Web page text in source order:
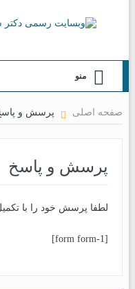
منو
صفحه اصلی پرسش و
پرسش و پاسخ
لطفا پرسش خود را با
[form form-1]